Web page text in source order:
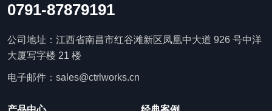
0791-87879191
公司地址：江西省南昌市红谷滩新区凤凰中大道 926 号中洋
大厦写字楼 21 楼
电子邮件：sales@ctrlworks.cn